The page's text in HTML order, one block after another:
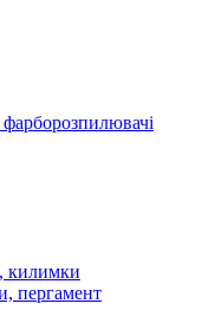
килимки
пергамент